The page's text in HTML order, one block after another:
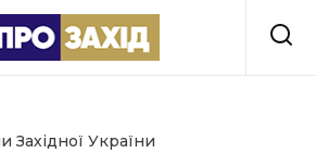
Західної України